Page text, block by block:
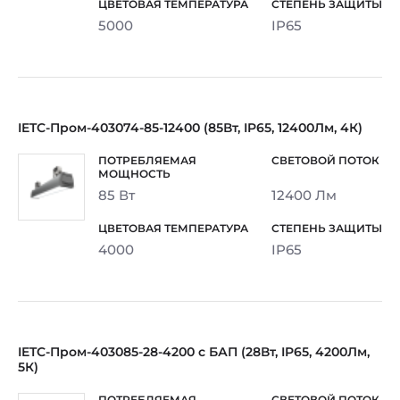
5000 IP65
IETC-Пром-403074-85-12400 (85Вт, IP65, 12400Лм, 4К)
85 Вт 12400 Лм
4000 IP65
IETC-Пром-403085-28-4200 с БАП (28Вт, IP65, 4200Лм,
5К)